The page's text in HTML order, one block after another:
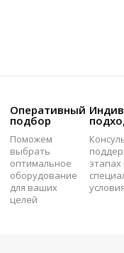
Оперативный
подбор
Поможем
выбрать
оптимальное
оборудование
для ваших
целей
этапах